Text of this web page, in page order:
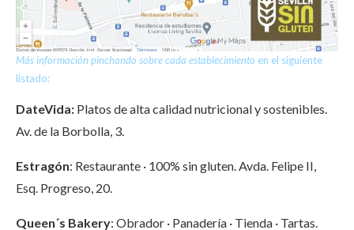
Más información pinchando sobre cada establecimiento en el siguiente
listado:
DateVida: Platos de alta calidad nutricional y sostenibles.
Av. de la Borbolla, 3.
Estragón: Restaurante · 100% sin gluten. Avda. Felipe II,
Esq. Progreso, 20.
Queen´s Bakery: Obrador · Panadería · Tienda · Tartas.